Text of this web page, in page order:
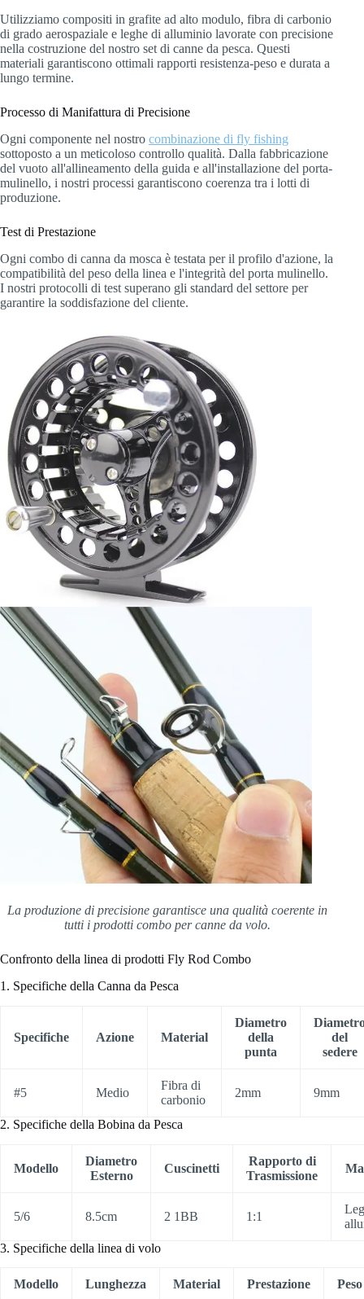
Utilizziamo compositi in grafite ad alto modulo, fibra di carbonio
di grado aerospaziale e leghe di alluminio lavorate con precisione
nella costruzione del nostro set di canne da pesca. Questi
materiali garantiscono ottimali rapporti resistenza-peso e durata a
lungo termine.
Processo di Manifattura di Precisione
Ogni componente nel nostro combinazione di fly fishing
sottoposto a un meticoloso controllo qualità. Dalla fabbricazione
del vuoto all'allineamento della guida e all'installazione del porta-
mulinello, i nostri processi garantiscono coerenza tra i lotti di
produzione.
Test di Prestazione
Ogni combo di canna da mosca è testata per il profilo d'azione, la
compatibilità del peso della linea e l'integrità del porta mulinello.
I nostri protocolli di test superano gli standard del settore per
garantire la soddisfazione del cliente.
La produzione di precisione garantisce una qualità coerente in
tutti i prodotti combo per canne da volo.
Confronto della linea di prodotti Fly Rod Combo
1. Specifiche della Canna da Pesca
Specifiche Azione Material
Diametro
della
punta
del
sedere
#5 Medio
Fibra di
carbonio
2mm 9mm
2. Specifiche della Bobina da Pesca
Modello
Diametro
Esterno
Cuscinetti
Rapporto di
Trasmissione
5/6 8.5cm 2 1BB 1:1
3. Specifiche della linea di volo
Modello Lunghezza Material Prestazione Peso